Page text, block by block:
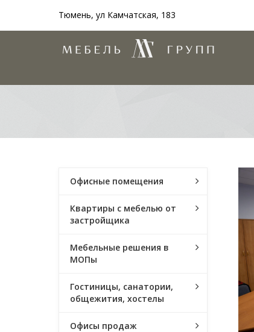
Тюмень, ул Камчатская, 183
Офисные помещения
Квартиры с мебелью от
застройщика
Мебельные решения в
МОПы
Гостиницы, санатории,
общежития, хостелы
Офисы продаж